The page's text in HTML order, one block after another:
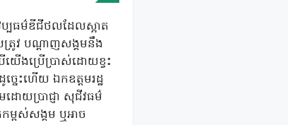
វប្បធម៌ឌីជីថលដែលស្អាត
ត្រូវ បណ្តាញសង្គមនឹង
យើងប្រើប្រាស់ដោយខ្វះ
ះហើយ ឯកឧត្តមរដ្ឋ
ោយប្រាជ្ញា សុជីវធម៌
ពស់សង្គម ឬអាច